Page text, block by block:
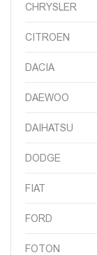
CHRYSLER
CITROEN
DACIA
DAEWOO
DAIHATSU
DODGE
FIAT
FORD
FOTON